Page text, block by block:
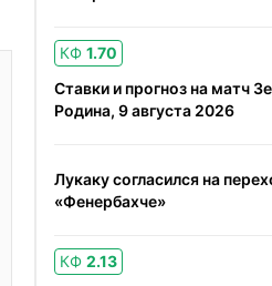
КФ 1.70
Ставки и прогноз на матч
Родина, 9 августа 2026
Лукаку согласился на
«Фенербахче»
КФ 2.13